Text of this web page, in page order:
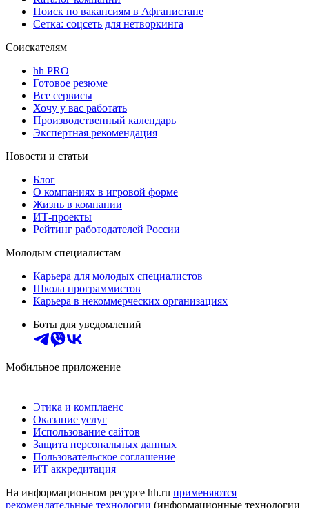
Поиск по вакансиям в Афганистане
Сетка: соцсеть для нетворкинга
Соискателям
hh PRO
Готовое резюме
Все сервисы
Хочу у вас работать
Производственный календарь
Экспертная рекомендация
Новости и статьи
Блог
О компаниях в игровой форме
Жизнь в компании
ИТ-проекты
Рейтинг работодателей России
Молодым специалистам
Карьера для молодых специалистов
Школа программистов
Карьера в некоммерческих организациях
Боты для уведомлений
Мобильное приложение
Этика и комплаенс
Оказание услуг
Использование сайтов
Защита персональных данных
Пользовательское соглашение
ИТ аккредитация
На информационном ресурсе hh.ru применяются
рекомендательные технологии (информационные технологии